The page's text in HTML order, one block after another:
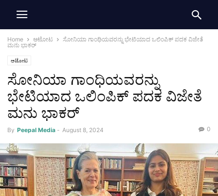
Home ಆಟೋಟ
ಸೋನಿಯಾ ಗಾಂಧಿಯವರನ್ನು ಭೇಟಿಯಾದ ಒಲಿಂಪಿಕ್ ಪದಕ ವಿಜೇತೆ
ಮನು ಭಾಕರ್
ಆಟೋಟ
ಸೋನಿಯಾ ಗಾಂಧಿಯವರನ್ನು
ಭೇಟಿಯಾದ ಒಲಿಂಪಿಕ್ ಪದಕ ವಿಜೇತೆ
ಮನು ಭಾಕರ್
By Peepal Media - August 8, 2024 0